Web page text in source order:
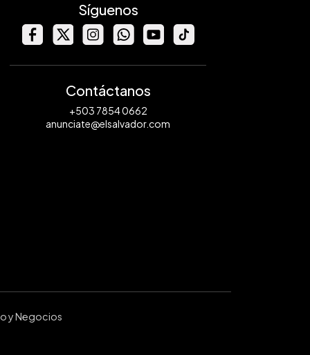
Síguenos
Contáctanos
+503 7854 0662
anunciate@elsalvador.com
y Negocios